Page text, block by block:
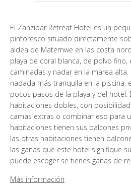
GALERÍA DE
NUESTROS
El Zanzibar Retreat Hotel es un
pintoresco situado directamente
aldea de Matemwe en las costa
playa de coral blanca, de polvo fino,
caminadas y nadar en la marea
nadada más tranquila en la piscina,
pocos pasos de la playa y del hotel.
habitaciones dobles, con
camas extras o combinar eso para
habitaciones tienen sus balcones
las otras habitaciones tienen
las ganas que este hotel signifique
puede escoger se tienes ganas de
Más información